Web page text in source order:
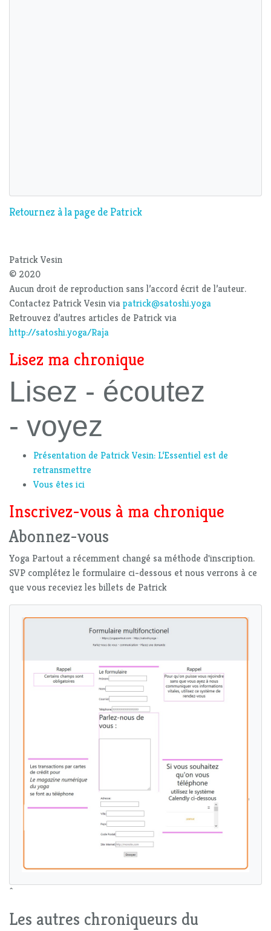
Retournez à la page de Patrick
Patrick Vesin
© 2020
Aucun droit de reproduction sans l’accord écrit de l’auteur.
Contactez Patrick Vesin viapatrick@satoshi.yoga
Retrouvez d’autres articles de Patrick via
http://satoshi.yoga/Raja
Lisez ma chronique
Lisez - écoutez
- voyez
Présentation de Patrick Vesin: L‘Essentiel est de
retransmettre
Vous êtes ici
Inscrivez-vous à ma chronique
Abonnez-vous
Yoga Partout a récemment changé sa méthode d'inscription.
SVP complétez le formulaire ci-dessous et nous verrons à ce
que vous receviez les billets de Patrick
^
Les autres chroniqueurs du